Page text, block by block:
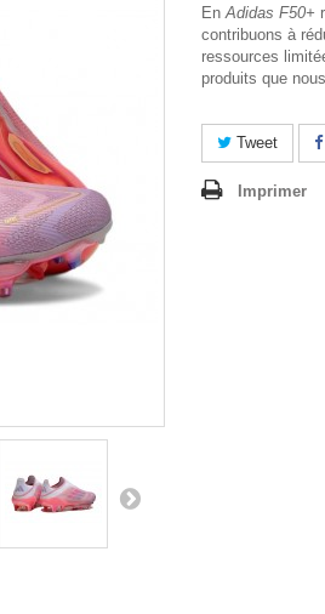
En Adidas F50+
contribuons à
ressources
produits que
Tweet
Imprimer